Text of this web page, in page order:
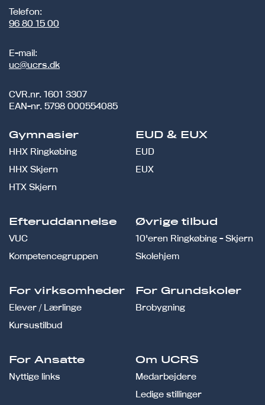
Telefon:
96 80 15 00
E-mail:
uc@ucrs.dk
CVR.nr. 1601 3307
EAN-nr. 5798 000554085
Gymnasier
HHX Ringkøbing
HHX Skjern
HTX Skjern
EUD & EUX
EUD
EUX
Efteruddannelse
VUC
Kompetencegruppen
Øvrige tilbud
10'eren Ringkøbing - Skjern
Skolehjem
For virksomheder
Elever / Lærlinge
Kursustilbud
For Grundskoler
Brobygning
For Ansatte
Nyttige links
Om UCRS
Medarbejdere
Ledige stillinger